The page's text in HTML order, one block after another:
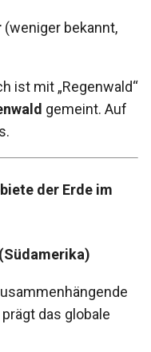
(weniger bekannt,
ist mit „Regenwald“
gemeint. Auf
der Erde im
das globale